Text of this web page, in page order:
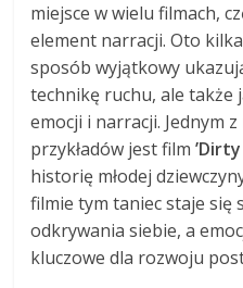
miejsce w wielu filmach,
element narracji. Oto
sposób wyjątkowy
technikę ruchu, ale także
emocji i narracji. Jednym
przykładów jest film
historię młodej
filmie tym taniec staje się
odkrywania siebie, a
kluczowe dla rozwoju